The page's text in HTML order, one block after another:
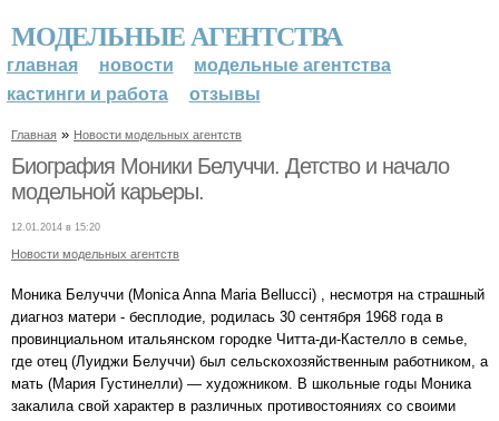
МОДЕЛЬНЫЕ АГЕНТСТВА
главная новости
модельные агентства
кастинги и работа
отзывы
Главная » Новости модельных агентств
Биография Моники Белуччи. Детство и начало
модельной карьеры.
12.01.2014 в 15:20
Новости модельных агентств
Моника Белуччи (Monica Anna Maria Bellucci) , несмотря на страшный
диагноз матери - бесплодие, родилась 30 сентября 1968 года в
провинциальном итальянском городке Читта-ди-Кастелло в семье,
где отец (Луиджи Белуччи) был сельскохозяйственным работником, а
мать (Мария Густинелли) — художником. В школьные годы Моника
закалила свой характер в различных противостояниях со своими